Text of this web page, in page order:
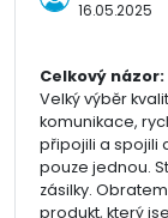
16.05.2025
Celkový názor:
Velký výběr
komunikace,
připojili a spojili
pouze jednou.
zásilky.
produkt, který